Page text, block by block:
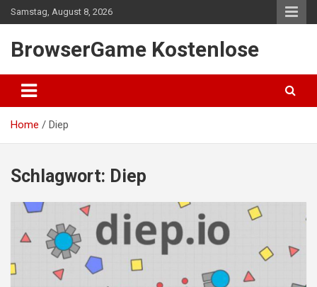
Skip
to
Samstag, August 8, 2026
BrowserGame Kostenlose
Home Diep
Schlagwort: Diep